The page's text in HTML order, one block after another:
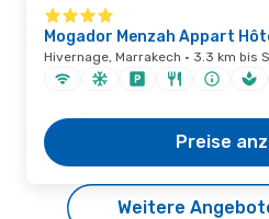
Mogador Menzah Appart
Hivernage, Marrakech · 3.3 km bis
Preise
Weitere